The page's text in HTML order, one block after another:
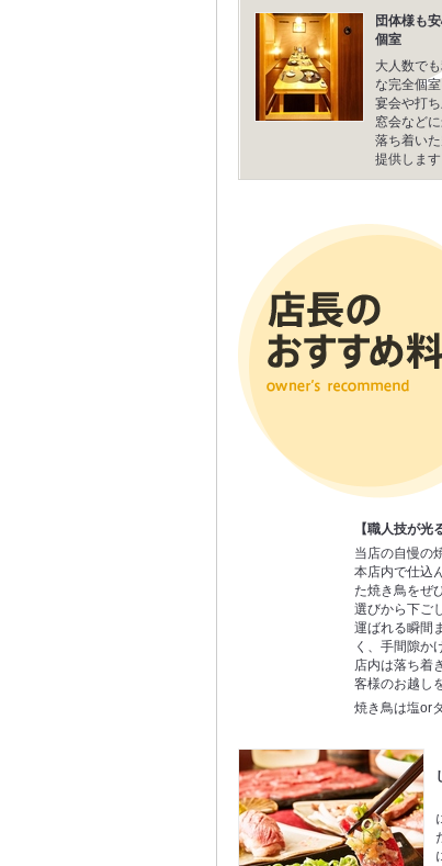
団体様も
個室
大人数で
な完全個室
宴会や打
窓会などに
落ち着い
提供します
【職人技が光
当店の自慢の
本店内で仕込
た焼き鳥をぜ
選びから下ご
運ばれる瞬間
く、手間隙か
店内は落ち着
客様のお越し
焼き鳥は塩or